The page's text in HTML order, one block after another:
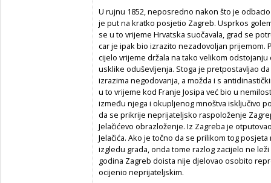
U rujnu 1852, neposredno nakon što je
je put na kratko posjetio Zagreb. Usprkos
se u to vrijeme Hrvatska suočavala, grad se
car je ipak bio izrazito nezadovoljan prijemom.
cijelo vrijeme držala na tako velikom
usklike oduševljenja. Stoga je pretpostavljao
izrazima negodovanja, a možda i s
u to vrijeme kod Franje Josipa već bio u
između njega i okupljenog mnoštva isključivo
da se prikrije neprijateljsko raspoloženje
Jelačićevo obrazloženje. Iz Zagreba je
Jelačića. Ako je točno da se prilikom tog
izgledu grada, onda tome razlog zacijelo ne
godina Zagreb doista nije djelovao osobito
ocijenio neprijateljskim.